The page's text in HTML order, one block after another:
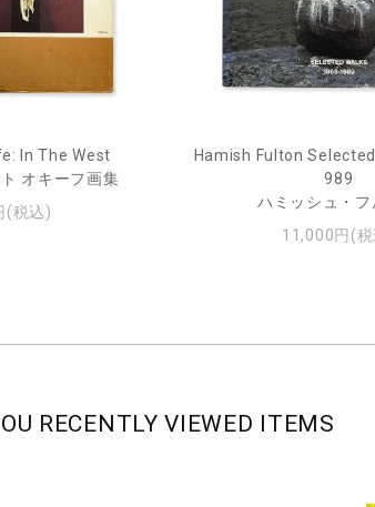
In The West
オキーフ画集
(税込)
Hamish Fulton
989
ハミッシュ・フ
11,000円(税
RECENTLY VIEWED ITEMS